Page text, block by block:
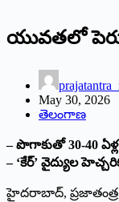
యువతలో
May 30, 2026
తెలంగాణ
– పొగాకుతో 30-40
– ‘కేర్’ వైద్యుల
హైదరాబాద్,